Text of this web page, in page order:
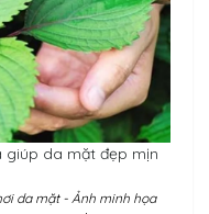
giúp da mặt đẹp mịn
da mặt - Ảnh minh họa